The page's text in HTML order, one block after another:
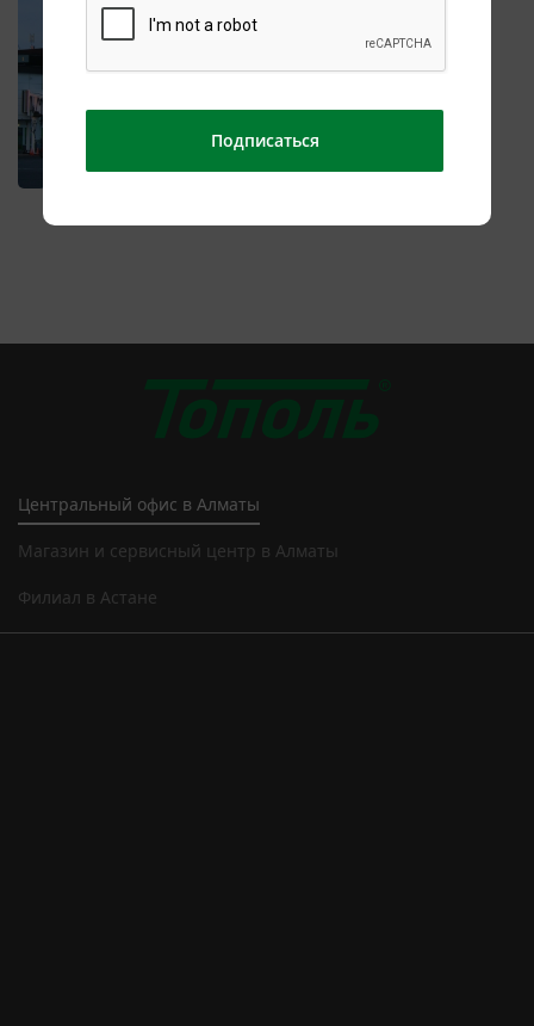
Previous Next
Центральный офис в Алматы
Магазин и сервисный центр в Алматы
Филиал в Астане
Подписаться